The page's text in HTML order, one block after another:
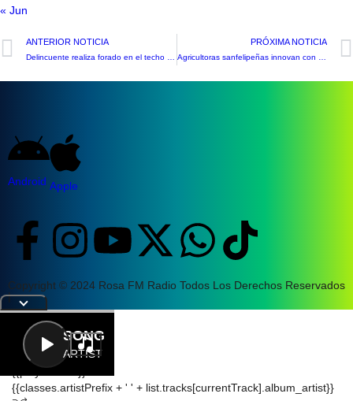
« Jun
ANTERIOR NOTICIA
Delincuente realiza forado en el techo para robar en una botillería
PRÓXIMA NOTICIA
Agricultoras sanfelipeñas innovan con mermelada light 100% natural
Android Apple
Copyright © 2024 Rosa FM Radio Todos Los Derechos Reservados
|
SONG
ARTIST
Letra
{{playListTitle}}
{{classes.artistPrefix + ' ' + list.tracks[currentTrack].album_artist}}